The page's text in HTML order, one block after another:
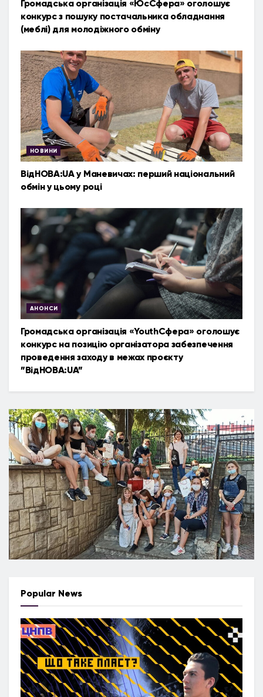
Громадська організація «ЮсСфера» оголошує
конкурс з пошуку постачальника обладнання
(меблі) для молодіжного обміну
НОВИНИ
ВідНОВА:UA у Маневичах: перший національний
обмін у цьому році
АНОНСИ
Громадська організація «YouthСфера» оголошує
конкурс на позицію організатора забезпечення
проведення заходу в межах проєкту
”ВідНОВА:UA”
Popular News